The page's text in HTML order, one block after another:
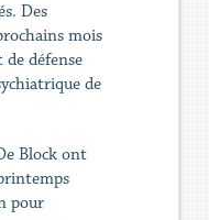
Des
mois
défense
de
Block ont
pour